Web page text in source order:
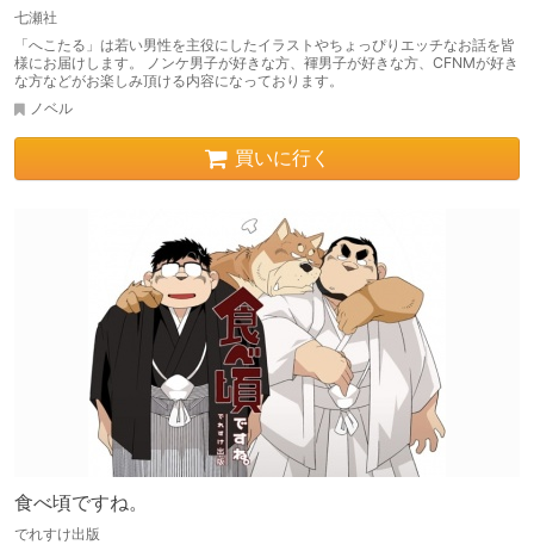
七瀬社
「へこたる」は若い男性を主役にしたイラストやちょっぴりエッチなお話を皆
様にお届けします。 ノンケ男子が好きな方、褌男子が好きな方、CFNMが好き
な方などがお楽しみ頂ける内容になっております。
ノベル
買いに行く
食べ頃ですね。
でれすけ出版